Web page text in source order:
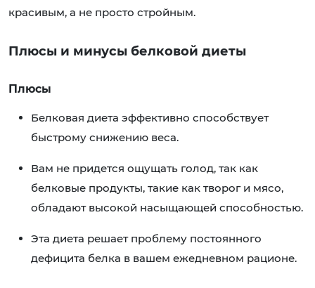
красивым, а не просто стройным.
Плюсы и минусы белковой диеты
Плюсы
Белковая диета эффективно способствует
быстрому снижению веса.
Вам не придется ощущать голод, так как
белковые продукты, такие как творог и мясо,
обладают высокой насыщающей способностью.
Эта диета решает проблему постоянного
дефицита белка в вашем ежедневном рационе.